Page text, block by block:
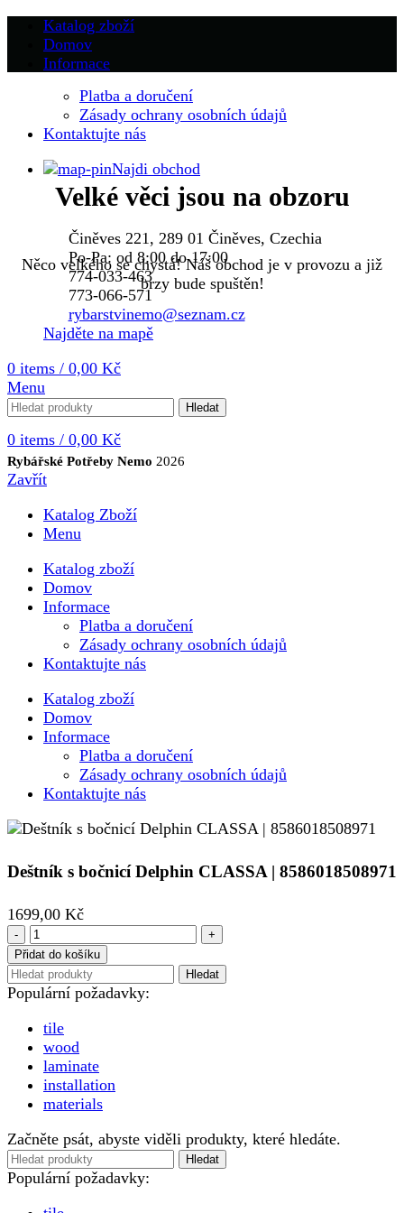
Katalog zboží
Domov
Informace
Platba a doručení
Zásady ochrany osobních údajů
Kontaktujte nás
Najdi obchod
Činěves 221, 289 01 Činěves, Czechia
Po-Pa: od 8:00 do 17:00
774-033-463
773-066-571
rybarstvinemo@seznam.cz
Najděte na mapě
0 items / 0,00 Kč
Menu
Hledat
0 items / 0,00 Kč
Velké věci jsou na obzoru
Něco velkého se chystá! Náš obchod je v provozu a již
brzy bude spuštěn!
Rybářské Potřeby Nemo 2026
Zavřít
Katalog Zboží
Menu
Katalog zboží
Domov
Informace
Platba a doručení
Zásady ochrany osobních údajů
Kontaktujte nás
Katalog zboží
Domov
Informace
Platba a doručení
Zásady ochrany osobních údajů
Kontaktujte nás
Deštník s bočnicí Delphin CLASSA | 8586018508971
1699,00 Kč
Deštník
s
bočnicí
Delphin
CLASSA
|
8586018508971
množství
Přidat do košíku
Hledat
Populární požadavky:
tile
wood
laminate
installation
materials
Začněte psát, abyste viděli produkty, které hledáte.
Hledat
Populární požadavky: